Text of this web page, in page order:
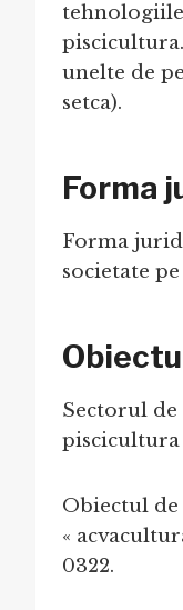
unelte de
setca).
Forma
Forma
societate
Sectorul de
piscicultura
Obiectul
«
0322.